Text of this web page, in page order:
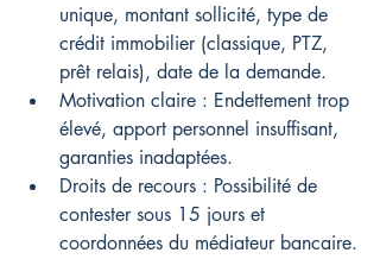
unique, montant sollicité, type de
crédit immobilier (classique, PTZ,
prêt relais), date de la demande.
Motivation claire : Endettement trop
élevé, apport personnel insuffisant,
garanties inadaptées.
Droits de recours : Possibilité de
contester sous 15 jours et
coordonnées du médiateur bancaire.